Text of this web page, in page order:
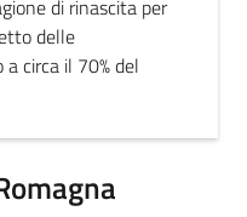
di rinascita per
delle
circa il 70% del